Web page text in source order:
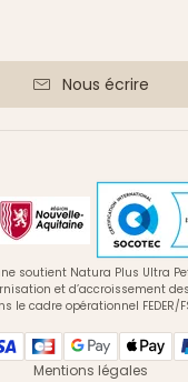
Nous écrire
soutient Natura Plus Ultra
et d’accroissement
le cadre opérationnel FEDER/
Mentions légales